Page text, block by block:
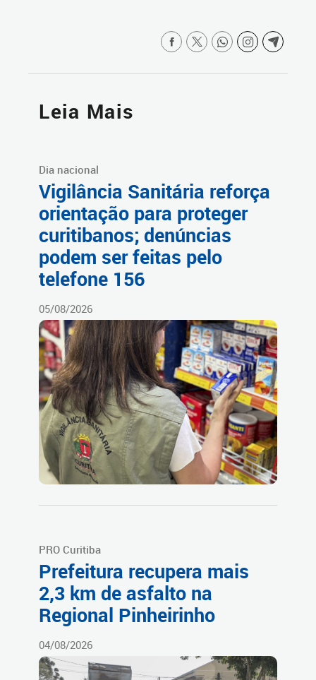
Leia Mais
Dia nacional
Vigilância Sanitária reforça
orientação para proteger
curitibanos; denúncias
podem ser feitas pelo
telefone 156
05/08/2026
PRO Curitiba
Prefeitura recupera mais
2,3 km de asfalto na
Regional Pinheirinho
04/08/2026